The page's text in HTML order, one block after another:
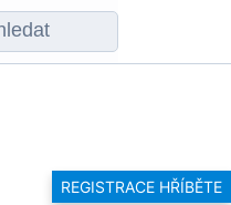
REGISTRACE HŘÍBĚTE